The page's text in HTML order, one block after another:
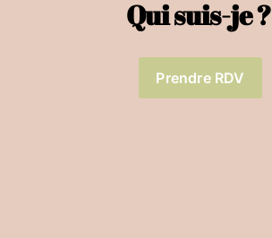
Qui suis-je ?
Prendre RDV